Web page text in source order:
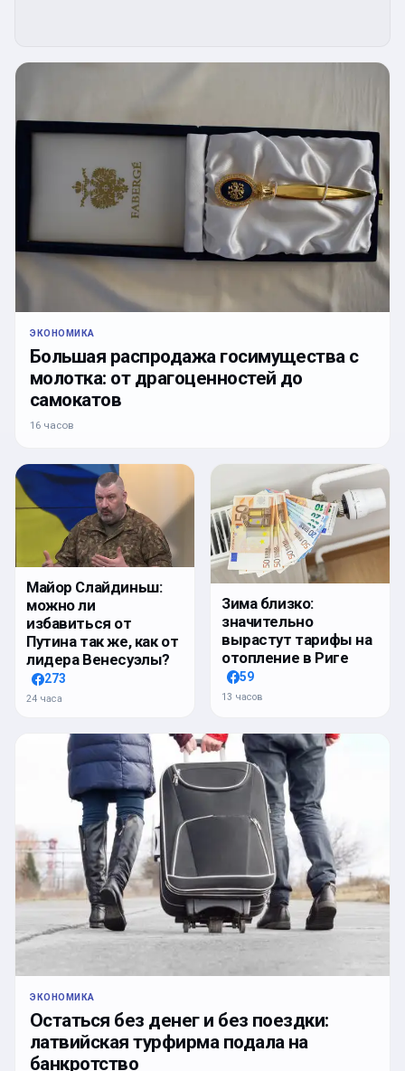
ЭКОНОМИКА
Большая распродажа госимущества с
молотка: от драгоценностей до
самокатов
16 часов
Майор Слайдиньш:
можно ли
избавиться от
Путина так же, как от
лидера Венесуэлы?
273
24 часа
Зима близко:
значительно
вырастут тарифы на
отопление в Риге
59
13 часов
ЭКОНОМИКА
Остаться без денег и без поездки:
латвийская турфирма подала на
банкротство